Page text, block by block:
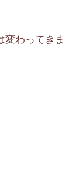
わってきま